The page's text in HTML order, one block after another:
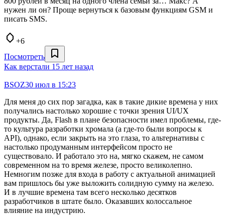
нужен ли он? Проще вернуться к базовым функциям GSM и
писать SMS.
+6
Посмотреть
Как верстали 15 лет назад
BSOZ30 июл в 15:23
Для меня до сих пор загадка, как в такие дикие времена у них
получались настолько хорошие с точки зрения UI/UX
продукты. Да, Flash в плане безопасности имел проблемы, где-
то культура разработки хромала (а где-то были вопросы к
API), однако, если закрыть на это глаза, то альтернативы с
настолько продуманным интерфейсом просто не
существовало. И работало это на, мягко скажем, не самом
современном на то время железе, просто великолепно.
Немногим позже для входа в работу с актуальной анимацией
вам пришлось бы уже выложить солидную сумму на железо.
И в лучшие времена там всего несколько десятков
разработчиков в штате было. Оказавших колоссальное
влияние на индустрию.